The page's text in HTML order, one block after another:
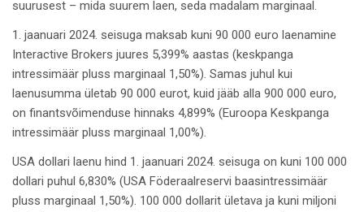
suurusest – mida suurem laen, seda madalam marginaal.
1. jaanuari 2024. seisuga maksab kuni 90 000 euro laenamine
Interactive Brokers juures 5,399% aastas (keskpanga
intressimäär pluss marginaal 1,50%). Samas juhul kui
laenusumma ületab 90 000 eurot, kuid jääb alla 900 000 euro,
on finantsvõimenduse hinnaks 4,899% (Euroopa Keskpanga
intressimäär pluss marginaal 1,00%).
USA dollari laenu hind 1. jaanuari 2024. seisuga on kuni 100 000
dollari puhul 6,830% (USA Föderaalreservi baasintressimäär
pluss marginaal 1,50%). 100 000 dollarit ületava ja kuni miljoni